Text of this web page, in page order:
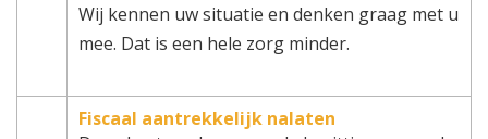
Wij kennen uw situatie en denken graag met u
mee. Dat is een hele zorg minder.
Fiscaal aantrekkelijk nalaten